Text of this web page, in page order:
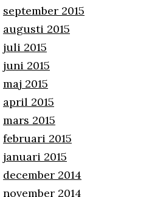
september 2015
augusti 2015
juli 2015
juni 2015
maj 2015
april 2015
mars 2015
februari 2015
januari 2015
december 2014
november 2014